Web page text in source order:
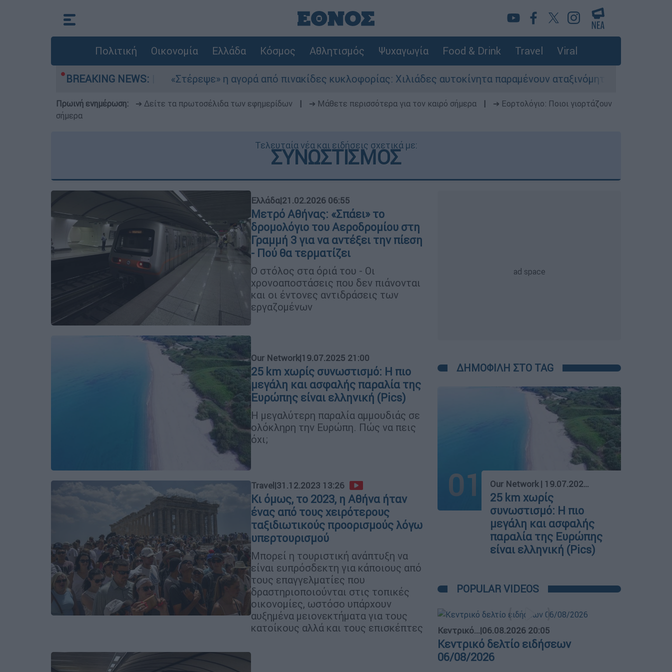
Πολιτική Οικονομία Ελλάδα Κόσμος Αθλητισμός Ψυχαγωγία Food & Drink Travel Viral
BREAKING NEWS:
στο Αιγαίο «Στέρεψε» η αγορά από πινακίδες κυκλοφορίας: Χιλιάδες αυτοκίνητα παραμένουν αταξινόμητα - Λύση αναζητά το
Πρωινή ενημέρωση: ➔ Δείτε τα πρωτοσέλιδα των εφημερίδων ➔ Μάθετε περισσότερα για τον καιρό σήμερα
➔ Εορτολόγιο: Ποιοι γιορτάζουν
σήμερα
Τελευταία νέα και ειδήσεις σχετικά με:
ΣΥΝΩΣΤΙΣΜΟΣ
Ελλάδα|21.02.2026 06:55
Μετρό Αθήνας: «Σπάει» το
δρομολόγιο του Αεροδρομίου στη
Γραμμή 3 για να αντέξει την πίεση
- Πού θα τερματίζει
Ο στόλος στα όριά του - Οι
χρονοαποστάσεις που δεν πιάνονται
και οι έντονες αντιδράσεις των
εργαζομένων
Our Network|19.07.2025 21:00
25 km χωρίς συνωστισμό: Η πιο
μεγάλη και ασφαλής παραλία της
Ευρώπης είναι ελληνική (Pics)
H μεγαλύτερη παραλία αμμουδιάς σε
ολόκληρη την Ευρώπη. Πώς να πεις
όχι;
Travel |31.12.2023 13:26
Κι όμως, το 2023, η Αθήνα ήταν
ένας από τους χειρότερους
ταξιδιωτικούς προορισμούς λόγω
υπερτουρισμού
Μπορεί η τουριστική ανάπτυξη να
είναι ευπρόσδεκτη για κάποιους από
τους επαγγελματίες που
δραστηριοποιούνται στις τοπικές
οικονομίες, ωστόσο υπάρχουν
αυξημένα μειονεκτήματα για τους
κατοίκους αλλά και τους επισκέπτες
ΔΗΜΟΦΙΛΗ ΣΤΟ TAG
01 Our Network| 19.07.2025 21:00
25 km χωρίς
συνωστισμό: Η πιο
μεγάλη και ασφαλής
παραλία της Ευρώπης
είναι ελληνική (Pics)
POPULAR VIDEOS
Κεντρικό...|06.08.2026 20:05
Κεντρικό δελτίο ειδήσεων
06/08/2026